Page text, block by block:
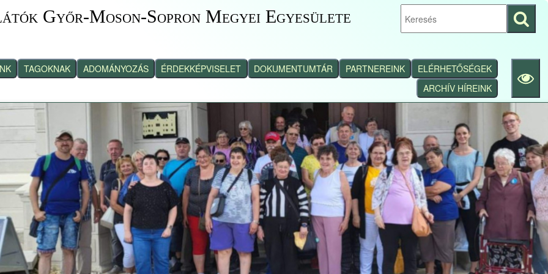
Győr-Moson-Sopron Megyei Egyesülete
Keresés
indítása
TAGOKNAK ADOMÁNYOZÁS ÉRDEKKÉPVISELET DOKUMENTUMTÁR PARTNEREINK
ELÉRHETŐSÉGEK
ARCHÍV HÍREINK